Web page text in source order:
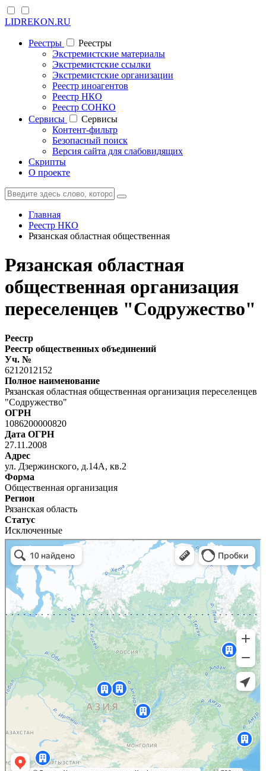
LIDREKON.RU
Реестры
Реестры
Экстремистские материалы
Экстремистские ссылки
Экстремистские организации
Реестр иноагентов
Реестр НКО
Реестр СОНКО
Cервисы
Cервисы
Контент-фильтр
Безопасный поиск
Версия сайта для слабовидящих
Скрипты
О проекте
Главная
Реестр НКО
Рязанская областная общественная
Рязанская областная
общественная организация
переселенцев "Содружество"
Реестр
Реестр общественных объединений
Уч. №
6212012152
Полное наименование
Рязанская областная общественная организация переселенцев
"Содружество"
ОГРН
1086200000820
Дата ОГРН
27.11.2008
Адрес
ул. Дзержинского, д.14А, кв.2
Форма
Общественная организация
Регион
Рязанская область
Статус
Исключенные